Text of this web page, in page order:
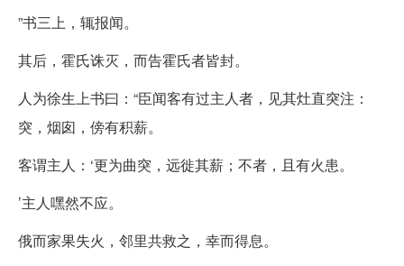
”书三上，辄报闻。
其后，霍氏诛灭，而告霍氏者皆封。
人为徐生上书曰：“臣闻客有过主人者，见其灶直突注：
突，烟囱，傍有积薪。
客谓主人：‘更为曲突，远徙其薪；不者，且有火患。
’主人嘿然不应。
俄而家果失火，邻里共救之，幸而得息。